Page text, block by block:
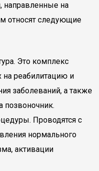
направленные на
относят следующие
Это комплекс
реабилитацию и
заболеваний, а также
позвоночник.
Проводятся с
нормального
активации